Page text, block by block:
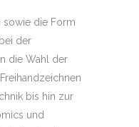
sowie die Form
der
die Wahl der
bis hin zur
und